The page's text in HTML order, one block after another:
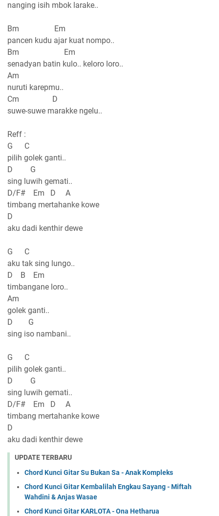
nanging isih mbok larake..
Bm Em
pancen kudu ajar kuat nompo..
Bm Em
senadyan batin kulo.. keloro loro..
Am
nuruti karepmu..
Cm D
suwe-suwe marakke ngelu..
Reff :
G C
pilih golek ganti..
D G
sing luwih gemati..
D/F# Em D A
timbang mertahanke kowe
D
aku dadi kenthir dewe
G C
aku tak sing lungo..
D B Em
timbangane loro..
Am
golek ganti..
D G
sing iso nambani..
G C
pilih golek ganti..
D G
sing luwih gemati..
D/F# Em D A
timbang mertahanke kowe
D
aku dadi kenthir dewe
UPDATE TERBARU
Chord Kunci Gitar Su Bukan Sa - Anak Kompleks
Chord Kunci Gitar Kembalilah Engkau Sayang - Miftah
Wahdini & Anjas Wasae
Chord Kunci Gitar KARLOTA - Ona Hetharua